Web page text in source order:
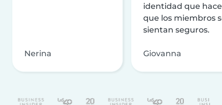
Nerina
identidad que
que los miembros
sientan seguros.
Giovanna